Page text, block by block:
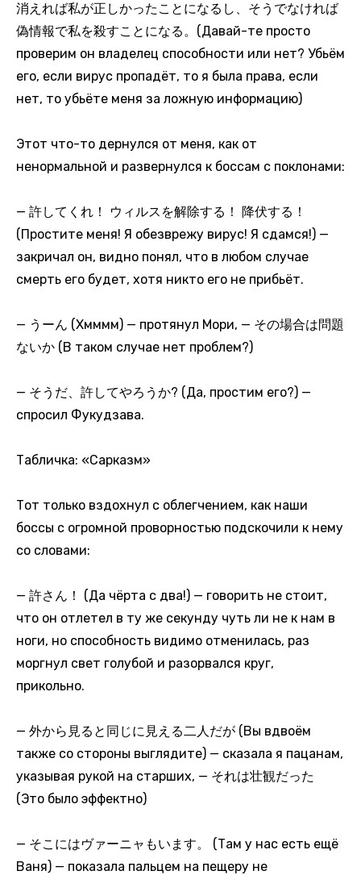
消えれば私が正しかったことになるし、そうでなければ
偽情報で私を殺すことになる。(Давай-те просто
проверим он владелец способности или нет? Убьём
его, если вирус пропадёт, то я была права, если
нет, то убьёте меня за ложную информацию)
Этот что-то дернулся от меня, как от
ненормальной и развернулся к боссам с поклонами:
— 許してくれ！ ウィルスを解除する！ 降伏する！
(Простите меня! Я обезврежу вирус! Я сдамся!) —
закричал он, видно понял, что в любом случае
смерть его будет, хотя никто его не прибьёт.
— うーん (Хмммм) — протянул Мори, — その場合は問題
ないか (В таком случае нет проблем?)
— そうだ、許してやろうか? (Да, простим его?) —
спросил Фукудзава.
Табличка: «Сарказм»
Тот только вздохнул с облегчением, как наши
боссы с огромной проворностью подскочили к нему
со словами:
— 許さん！ (Да чёрта с два!) — говорить не стоит,
что он отлетел в ту же секунду чуть ли не к нам в
ноги, но способность видимо отменилась, раз
моргнул свет голубой и разорвался круг,
прикольно.
— 外から見ると同じに見える二人だが (Вы вдвоём
также со стороны выглядите) — сказала я пацанам,
указывая рукой на старших, — それは壮観だった
(Это было эффектно)
— そこにはヴァーニャもいます。 (Там у нас есть ещё
Ваня) — показала пальцем на пещеру не